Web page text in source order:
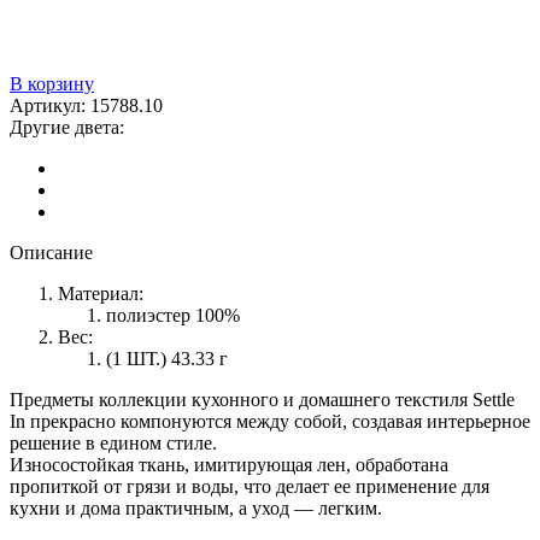
В корзину
Артикул: 15788.10
Другие двета:
Описание
Материал:
полиэстер 100%
Вес:
(1 ШТ.) 43.33 г
Предметы коллекции кухонного и домашнего текстиля Settle
In прекрасно компонуются между собой, создавая интерьерное
решение в едином стиле.
Износостойкая ткань, имитирующая лен, обработана
пропиткой от грязи и воды, что делает ее применение для
кухни и дома практичным, а уход — легким.